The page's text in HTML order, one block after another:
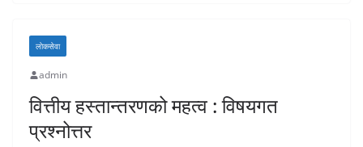
लाेकसेवा
admin
वित्तीय हस्तान्तरणको महत्व : विषयगत
प्रश्नोत्तर